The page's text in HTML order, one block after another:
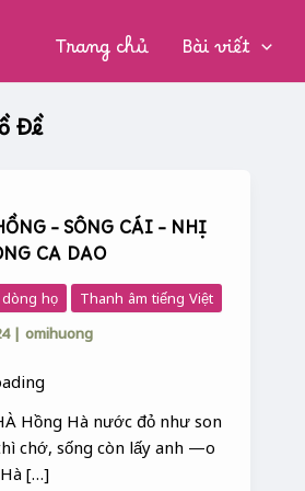
Trang chủ Bài viết
Đề
– SÔNG CÁI – NHỊ
CA DAO
dòng họ
Thanh âm tiếng Việt
|omihuong
Hồng Hà nước đỏ như son
chớ, sống còn lấy anh —o
[…]